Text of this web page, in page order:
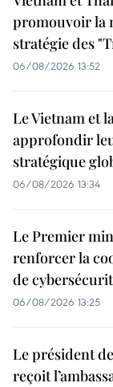
promouvoir la
stratégie des
06/08/2026 13:52
Le Vietnam et
approfondir
stratégique
06/08/2026 13:34
Le Premier
renforcer la
de
06/08/2026 13:25
Le président
reçoit